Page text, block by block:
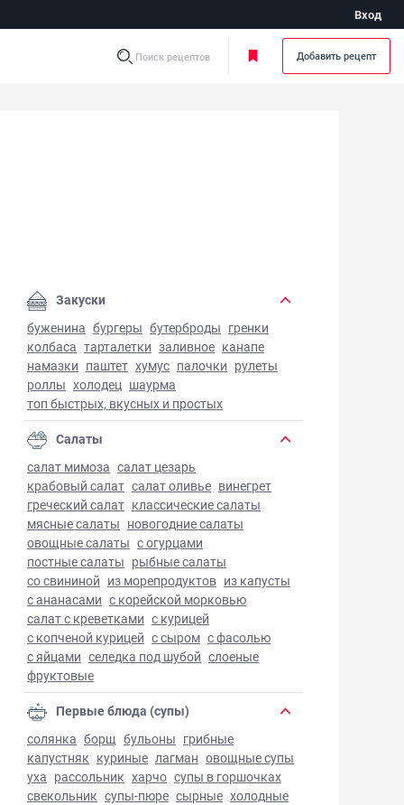
Вход
Поиск рецептов Добавить рецепт
рисовые оладьи - фото готового блюда
Закуски
буженина бургеры бутерброды гренки
колбаса тарталетки заливное канапе
намазки паштет хумус палочки рулеты
роллы холодец шаурма
топ быстрых, вкусных и простых
Салаты
салат мимоза салат цезарь
крабовый салат салат оливье винегрет
греческий салат классические салаты
мясные салаты новогодние салаты
овощные салаты с огурцами
постные салаты рыбные салаты
со свининой из морепродуктов из капусты
с ананасами с корейской морковью
салат с креветками с курицей
с копченой курицей с сыром с фасолью
с яйцами селедка под шубой слоеные
фруктовые
Первые блюда (супы)
солянка борщ бульоны грибные
капустняк куриные лагман овощные супы
уха рассольник харчо супы в горшочках
свекольник супы-пюре сырные холодные